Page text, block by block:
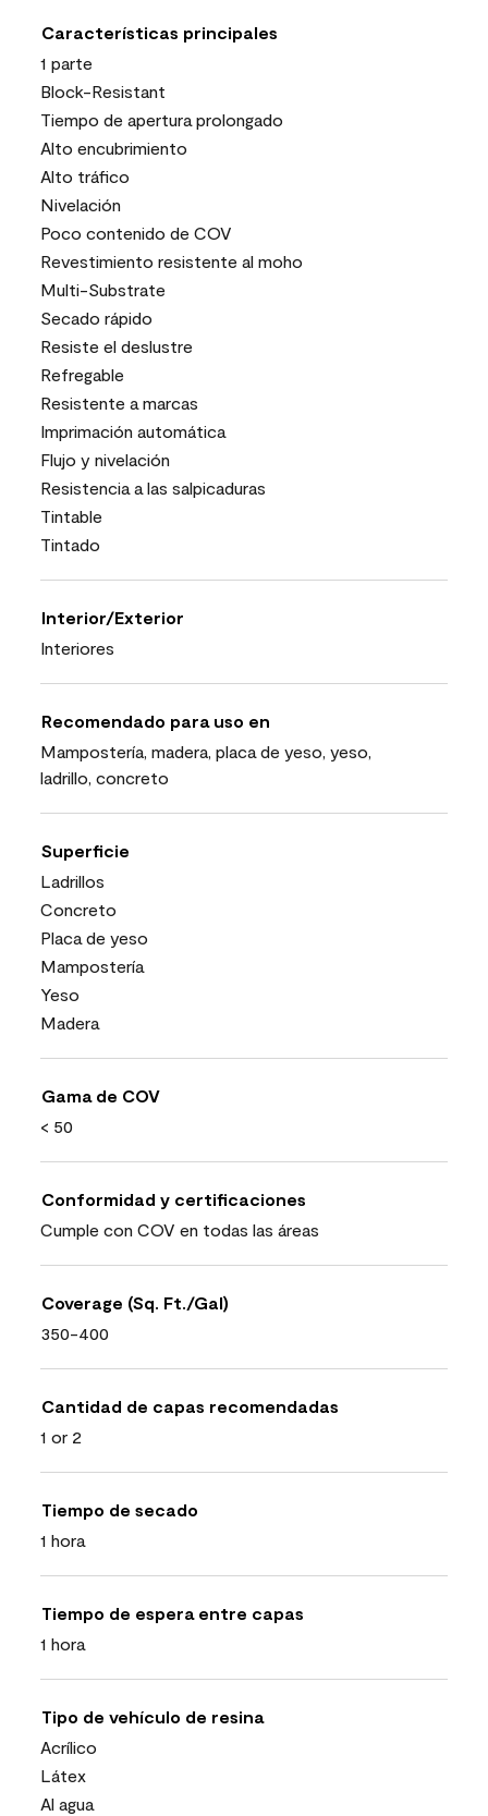
Características principales
1 parte
Block-Resistant
Tiempo de apertura prolongado
Alto encubrimiento
Alto tráfico
Nivelación
Poco contenido de COV
Revestimiento resistente al moho
Multi-Substrate
Secado rápido
Resiste el deslustre
Refregable
Resistente a marcas
Imprimación automática
Flujo y nivelación
Resistencia a las salpicaduras
Tintable
Tintado
Interior/Exterior
Interiores
Recomendado para uso en
Mampostería, madera, placa de yeso, yeso,
ladrillo, concreto
Superficie
Ladrillos
Concreto
Placa de yeso
Mampostería
Yeso
Madera
Gama de COV
< 50
Conformidad y certificaciones
Cumple con COV en todas las áreas
Coverage (Sq. Ft./Gal)
350-400
Cantidad de capas recomendadas
1 or 2
Tiempo de secado
1 hora
Tiempo de espera entre capas
1 hora
Tipo de vehículo de resina
Acrílico
Látex
Al agua